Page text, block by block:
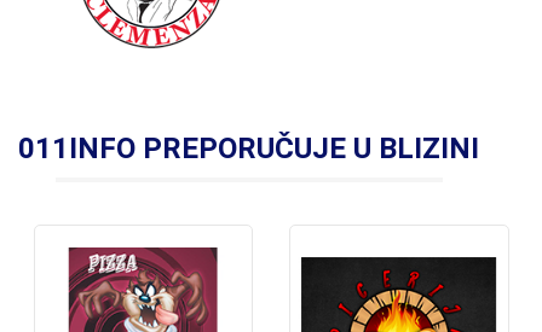
011INFO PREPORUČUJE U BLIZINI